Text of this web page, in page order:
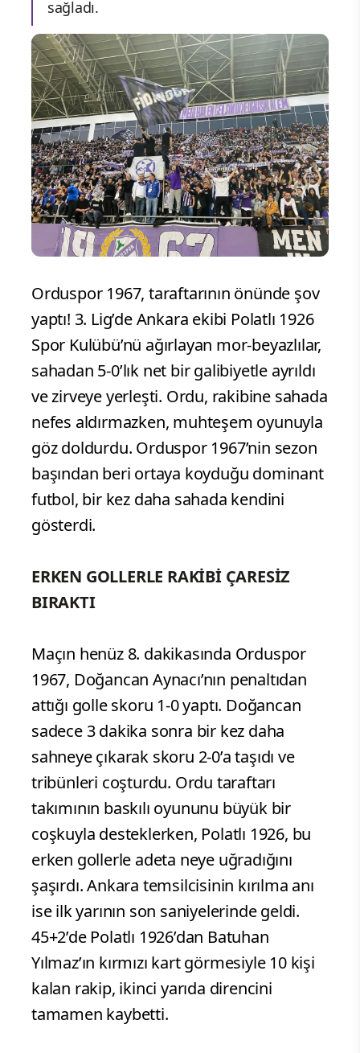
sağladı.
Orduspor 1967, taraftarının önünde şov
yaptı! 3. Lig’de Ankara ekibi Polatlı 1926
Spor Kulübü’nü ağırlayan mor-beyazlılar,
sahadan 5-0’lık net bir galibiyetle ayrıldı
ve zirveye yerleşti. Ordu, rakibine sahada
nefes aldırmazken, muhteşem oyunuyla
göz doldurdu. Orduspor 1967’nin sezon
başından beri ortaya koyduğu dominant
futbol, bir kez daha sahada kendini
gösterdi.
ERKEN GOLLERLE RAKİBİ ÇARESİZ
BIRAKTI
Maçın henüz 8. dakikasında Orduspor
1967, Doğancan Aynacı’nın penaltıdan
attığı golle skoru 1-0 yaptı. Doğancan
sadece 3 dakika sonra bir kez daha
sahneye çıkarak skoru 2-0’a taşıdı ve
tribünleri coşturdu. Ordu taraftarı
takımının baskılı oyununu büyük bir
coşkuyla desteklerken, Polatlı 1926, bu
erken gollerle adeta neye uğradığını
şaşırdı. Ankara temsilcisinin kırılma anı
ise ilk yarının son saniyelerinde geldi.
45+2’de Polatlı 1926’dan Batuhan
Yılmaz’ın kırmızı kart görmesiyle 10 kişi
kalan rakip, ikinci yarıda direncini
tamamen kaybetti.